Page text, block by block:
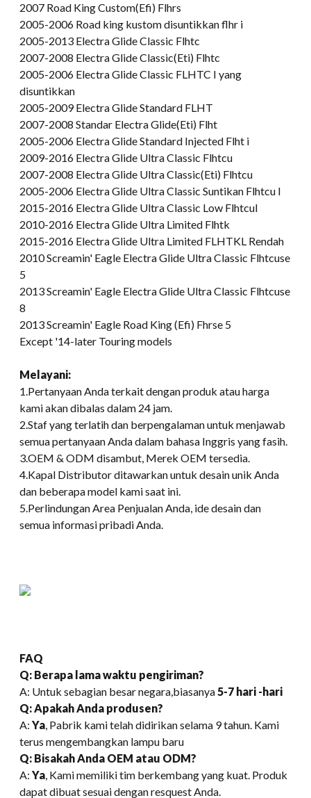
2007 Road King Custom(Efi) Flhrs
2005-2006 Road king kustom disuntikkan flhr i
2005-2013 Electra Glide Classic Flhtc
2007-2008 Electra Glide Classic(Eti) Flhtc
2005-2006 Electra Glide Classic FLHTC I yang
disuntikkan
2005-2009 Electra Glide Standard FLHT
2007-2008 Standar Electra Glide(Eti) Flht
2005-2006 Electra Glide Standard Injected Flht i
2009-2016 Electra Glide Ultra Classic Flhtcu
2007-2008 Electra Glide Ultra Classic(Eti) Flhtcu
2005-2006 Electra Glide Ultra Classic Suntikan Flhtcu I
2015-2016 Electra Glide Ultra Classic Low Flhtcul
2010-2016 Electra Glide Ultra Limited Flhtk
2015-2016 Electra Glide Ultra Limited FLHTKL Rendah
2010 Screamin' Eagle Electra Glide Ultra Classic Flhtcuse
5
2013 Screamin' Eagle Electra Glide Ultra Classic Flhtcuse
8
2013 Screamin' Eagle Road King (Efi) Fhrse 5
Except '14-later Touring models
Melayani:
1.Pertanyaan Anda terkait dengan produk atau harga
kami akan dibalas dalam 24 jam.
2.Staf yang terlatih dan berpengalaman untuk menjawab
semua pertanyaan Anda dalam bahasa Inggris yang fasih.
3.OEM & ODM disambut, Merek OEM tersedia.
4.Kapal Distributor ditawarkan untuk desain unik Anda
dan beberapa model kami saat ini.
5.Perlindungan Area Penjualan Anda, ide desain dan
semua informasi pribadi Anda.
FAQ
Q: Berapa lama waktu pengiriman?
A: Untuk sebagian besar negara,biasanya 5-7 hari -hari
Q: Apakah Anda produsen?
A: Ya , Pabrik kami telah didirikan selama 9 tahun. Kami
terus mengembangkan lampu baru
Q: Bisakah Anda OEM atau ODM?
A: Ya , Kami memiliki tim berkembang yang kuat. Produk
dapat dibuat sesuai dengan resquest Anda.